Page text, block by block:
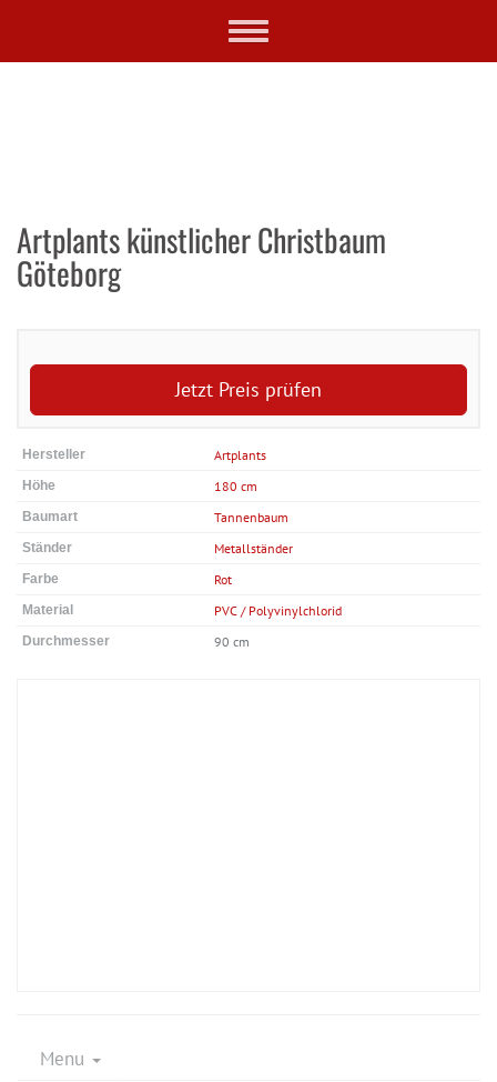
Toggle
Artplants künstlicher Christbaum
Göteborg
Jetzt Preis prüfen
Hersteller Artplants
Höhe 180 cm
Baumart Tannenbaum
Ständer Metallständer
Farbe Rot
Material PVC / Polyvinylchlorid
Durchmesser 90 cm
Menu